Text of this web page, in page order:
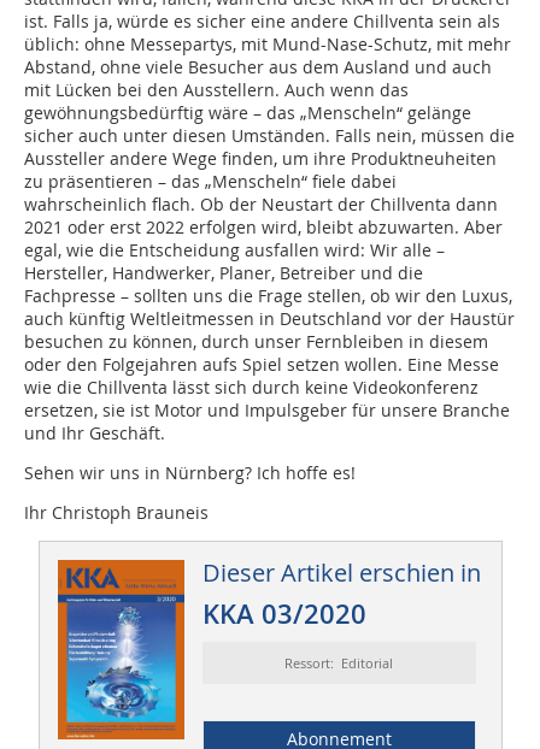
ist. Falls ja, würde es sicher eine andere Chillventa sein als
üblich: ohne Messepartys, mit Mund-Nase-Schutz, mit mehr
Abstand, ohne viele Besucher aus dem Ausland und auch
mit Lücken bei den Ausstellern. Auch wenn das
gewöhnungsbedürftig wäre – das „Menscheln“ gelänge
sicher auch unter diesen Umständen. Falls nein, müssen die
Aussteller andere Wege finden, um ihre Produktneuheiten
zu präsentieren – das „Menscheln“ fiele dabei
wahrscheinlich flach. Ob der Neustart der Chillventa dann
2021 oder erst 2022 erfolgen wird, bleibt abzuwarten. Aber
egal, wie die Entscheidung ausfallen wird: Wir alle –
Hersteller, Handwerker, Planer, Betreiber und die
Fachpresse – sollten uns die Frage stellen, ob wir den Luxus,
auch künftig Weltleitmessen in Deutschland vor der Haustür
besuchen zu können, durch unser Fernbleiben in diesem
oder den Folgejahren aufs Spiel setzen wollen. Eine Messe
wie die Chillventa lässt sich durch keine Videokonferenz
ersetzen, sie ist Motor und Impulsgeber für unsere Branche
und Ihr Geschäft.
Sehen wir uns in Nürnberg? Ich hoffe es!
Ihr Christoph Brauneis
Dieser Artikel erschien in
KKA 03/2020
Ressort: Editorial
Abonnement